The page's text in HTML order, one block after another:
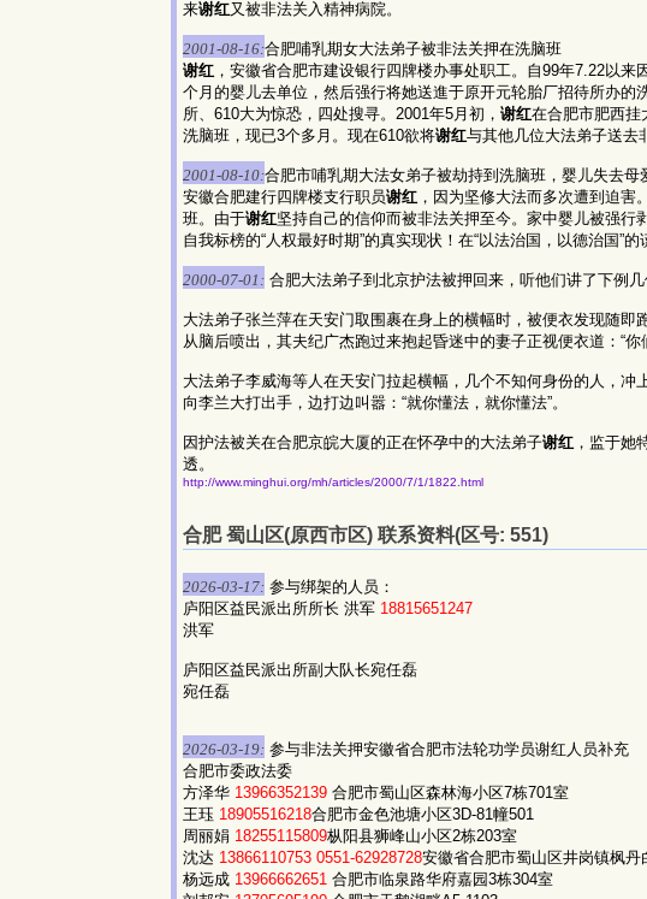
来谢红又被非法关入精神病院。
2001-08-16:合肥哺乳期女大法弟子被非法关押在洗脑班
谢红 ，安徽省合肥市建设银行四牌楼办事处职工。自99年7.22以
个月的婴儿去单位，然后强行将她送進于原开元轮胎厂招待所办的
所、610大为惊恐，四处搜寻。2001年5月初， 谢红在合肥市肥西挂
洗脑班，现已3个多月。现在610欲将谢红与其他几位大法弟子送去
2001-08-10:合肥市哺乳期大法女弟子被劫持到洗脑班，婴儿失去母
安徽合肥建行四牌楼支行职员谢红 ，因为坚修大法而多次遭到迫害
班。由于谢红坚持自己的信仰而被非法关押至今。家中婴儿被强行
自我标榜的“人权最好时期”的真实现状！在“以法治国，以德治国”
2000-07-01: 合肥大法弟子到北京护法被押回来，听他们讲了下例
大法弟子张兰萍在天安门取围裹在身上的横幅时，被便衣发现随
从脑后喷出，其夫纪广杰跑过来抱起昏迷中的妻子正视便衣道：“
大法弟子李威海等人在天安门拉起横幅，几个不知何身份的人，
向李兰大打出手，边打边叫嚣：“就你懂法，就你懂法”。
因护法被关在合肥京皖大厦的正在怀孕中的大法弟子谢红 ，监于她
透。
http://www.minghui.org/mh/articles/2000/7/1/1822.html
合肥 蜀山区(原西市区) 联系资料(区号: 551)
2026-03-17: 参与绑架的人员：
庐阳区益民派出所所长 洪军 18815651247
洪军
庐阳区益民派出所副大队长宛任磊
宛任磊
2026-03-19: 参与非法关押安徽省合肥市法轮功学员谢红人员补充
合肥市委政法委
方泽华 13966352139 合肥市蜀山区森林海小区7栋701室
王珏 18905516218合肥市金色池塘小区3D-81幢501
周丽娟 18255115809枞阳县狮峰山小区2栋203室
沈达 13866110753 0551-62928728安徽省合肥市蜀山区井岗镇枫丹
杨远成 13966662651 合肥市临泉路华府嘉园3栋304室